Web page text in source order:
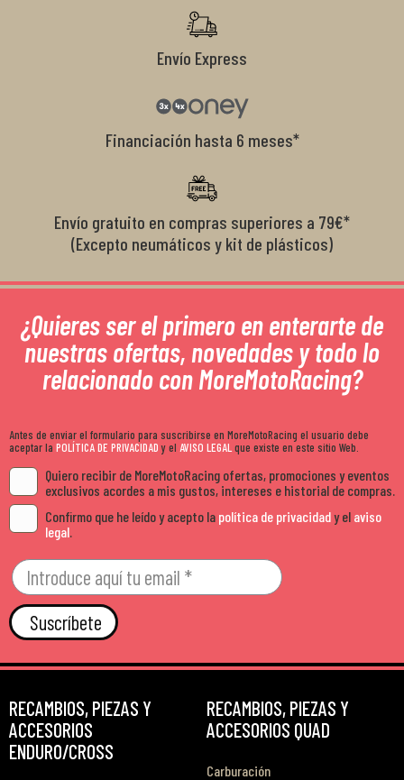
Envío Express
Financiación hasta 6 meses*
Envío gratuito en compras superiores a 79€*
(Excepto neumáticos y kit de plásticos)
¿Quieres ser el primero en enterarte de
nuestras ofertas, novedades y todo lo
relacionado con MoreMotoRacing?
Antes de enviar el formulario para suscribirse en MoreMotoRacing el usuario debe
aceptar la POLÍTICA DE PRIVACIDADy el AVISO LEGALque existe en este sitio Web.
Quiero recibir de MoreMotoRacing ofertas, promociones y eventos
exclusivos acordes a mis gustos, intereses e historial de compras.
Confirmo que he leído y acepto la política de privacidady el aviso
legal
Suscríbete
RECAMBIOS, PIEZAS Y
ACCESORIOS
ENDURO/CROSS
RECAMBIOS, PIEZAS Y
ACCESORIOS QUAD
Carburación